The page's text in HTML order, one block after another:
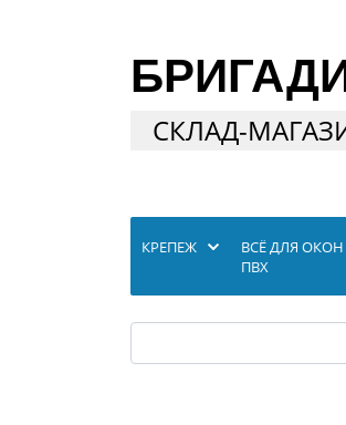
СКЛАД-
КРЕПЕЖ
ВСЁ ДЛЯ ОКОН
ПВХ